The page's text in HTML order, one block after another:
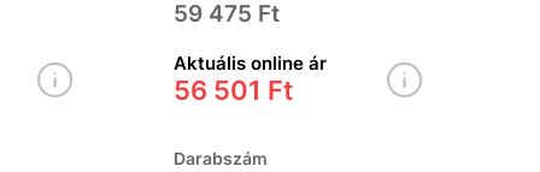
59 475 Ft
Aktuális online ár
56 501 Ft
Darabszám